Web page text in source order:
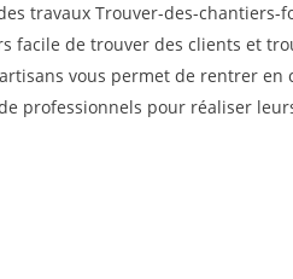
travaux Trouver-des-
facile de trouver des clients et
vous permet de rentrer
professionnels pour réaliser